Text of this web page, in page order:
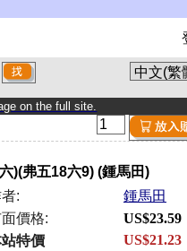
on the full site.
)(弗五18六9) (鍾馬田)
:
鍾馬田
價格:
US$23.59
特價
US$21.23